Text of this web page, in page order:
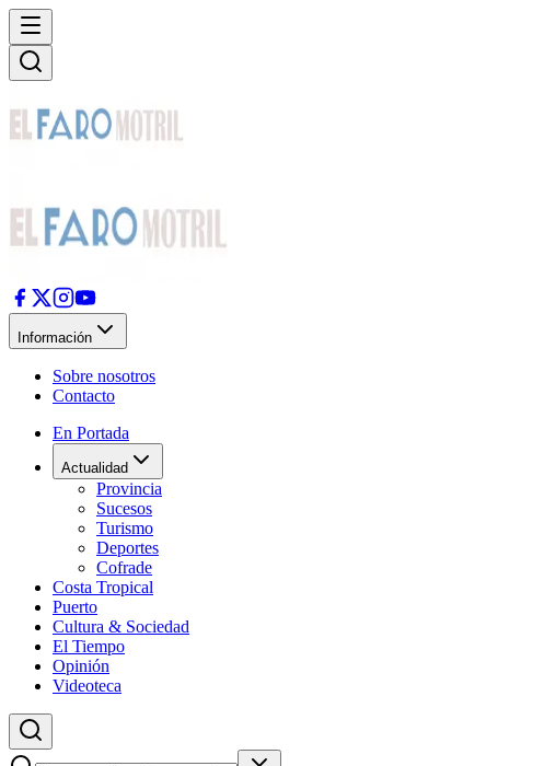
Información
Sobre nosotros
Contacto
En Portada
Actualidad
Provincia
Sucesos
Turismo
Deportes
Cofrade
Costa Tropical
Puerto
Cultura & Sociedad
El Tiempo
Opinión
Videoteca